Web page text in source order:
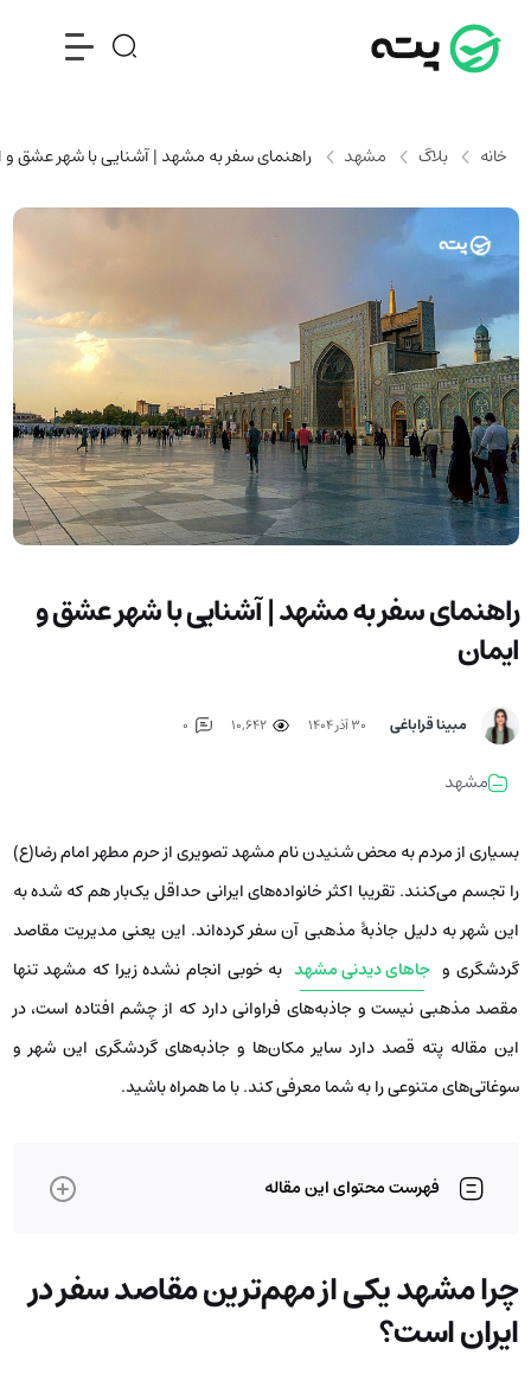
خانه بلاگ مشهد راهنمای سفر به مشهد | آشنایی با شهر عشق و
راهنمای سفر به مشهد | آشنایی با شهر عشق و
ایمان
مبینا قراباغی ۳۰ آذر ۱۴۰۴ 10,642
مشهد
بسیاری از مردم به محض شنیدن نام مشهد تصویری از حرم مطهر امام رضا(ع)
را تجسم می‌کنند. تقریبا اکثر خانواده‌های ایرانی حداقل یک‌بار هم که شده به
این شهر به دلیل جاذبۀ مذهبی آن سفر کرده‌اند. این یعنی مدیریت مقاصد
گردشگری و جاهای دیدنی مشهد به خوبی انجام نشده زیرا که مشهد تنها
مقصد مذهبی نیست و جاذبه‌های فراوانی دارد که از چشم افتاده است، در
این مقاله پته قصد دارد سایر مکان‌ها و جاذبه‌های گردشگری این شهر و
سوغاتی‌های متنوعی را به شما معرفی کند. با ما همراه باشید.
فهرست محتوای این مقاله
چرا مشهد یکی از مهم‌ترین مقاصد سفر در
ایران است؟